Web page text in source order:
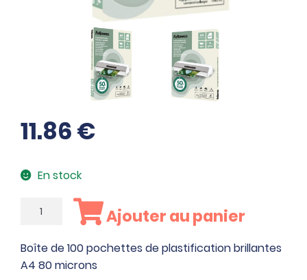
11.86€
En stock
quantité
Boîte
de
100
Ajouter au panier
Boîte de 100 pochettes de plastification brillantes
A4 80 microns